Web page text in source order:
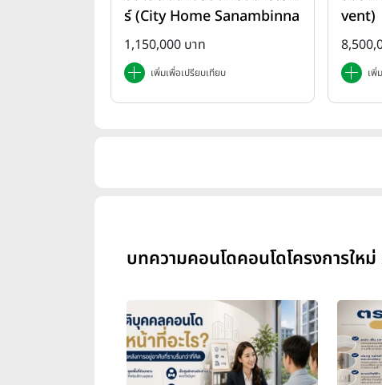
ร์ (City Home Sanambinna
m-Rattanathibet)
1,150,000 บาท
เพิ่มเพื่อเปรียบเทียบ
vent)
เพิ่
บทความคอนโดคอนโดโครงการใ